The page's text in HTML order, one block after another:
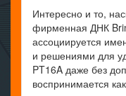
Интересно и то,
фирменная ДНК
ассоциируется
и решениями для
PT16A даже без
воспринимается